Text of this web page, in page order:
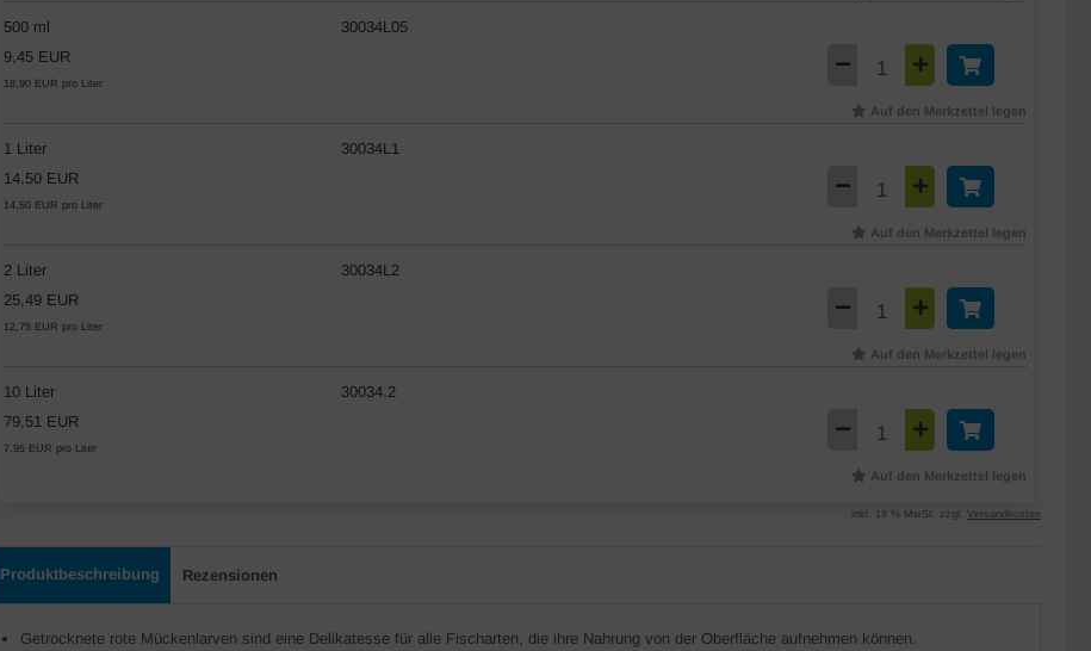
500 ml
30034L05
9,45 EUR
18,90 EUR pro Liter
Auf den Merkzettel legen
1 Liter
30034L1
14,50 EUR
14,50 EUR pro Liter
Auf den Merkzettel legen
2 Liter
30034L2
25,49 EUR
12,75 EUR pro Liter
Auf den Merkzettel legen
10 Liter
30034.2
79,51 EUR
7,95 EUR pro Liter
Auf den Merkzettel legen
inkl. 19 % MwSt. zzgl. Versandkosten
Produktbeschreibung Rezensionen
Getrocknete rote Mückenlarven sind eine Delikatesse für alle Fischarten, die ihre Nahrung von der Oberfläche aufnehmen können.